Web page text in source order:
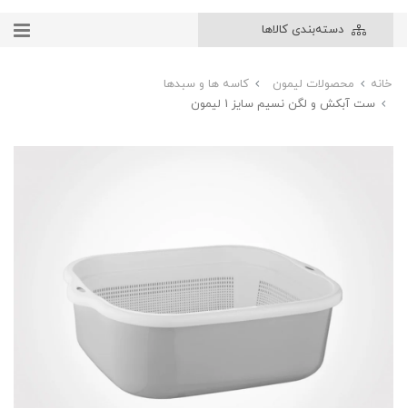
دسته‌بندی کالاها
خانه محصولات لیمون
کاسه ها و سبدها
ست آبکش و لگن نسیم سایز 1 لیمون